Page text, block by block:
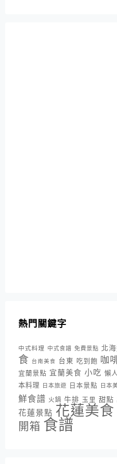
熱門關鍵字
中式料理 中式食譜 免費景點 北
食 台南美食 台東 吃到飽 咖
宜蘭景點 宜蘭美食 小吃 懶
本料理
日本旅遊 日本景點 日本
鮮食譜 火鍋 牛排 玉里 甜點
花蓮景點 花蓮美食
開箱 食譜